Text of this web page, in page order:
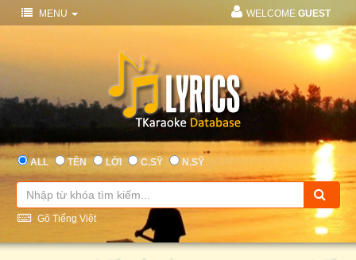
MENU WELCOME GUEST
ALL TÊN LỜI C.SỸ N.SỸ
Gõ Tiếng Việt